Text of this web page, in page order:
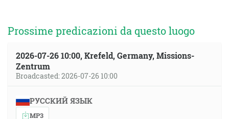
Prossime predicazioni da questo luogo
2026-07-26 10:00, Krefeld, Germany, Missions-
Zentrum
Broadcasted: 2026-07-26 10:00
РУССКИЙ ЯЗЫК
MP3